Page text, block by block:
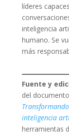
líderes
inteligencia
humano. Se
más
Fuente y
del documento
inteligencia
herramientas